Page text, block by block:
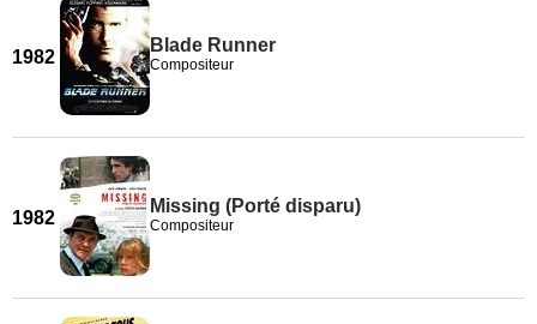
1982
Blade Runner
Compositeur
1982
Missing (Porté disparu)
Compositeur